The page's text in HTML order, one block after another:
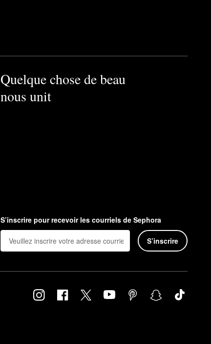
Quelque chose de beau
nous unit
S’inscrire pour recevoir les courriels de Sephora
S’inscrire